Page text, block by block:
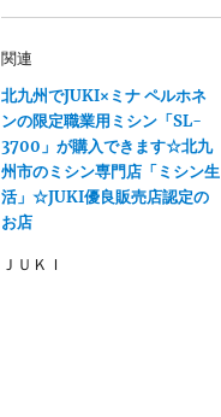
ウ
ド
で
開
き
ま
す
)
て
(
新
し
い
ウ
ィ
ン
ド
関連
北九州でJUKI×ミナ ペルホネ
ンの限定職業用ミシン「SL-
3700」が購入できます☆北九
州市のミシン専門店「ミシン生
活」☆JUKI優良販売店認定の
お店
ＪＵＫＩ